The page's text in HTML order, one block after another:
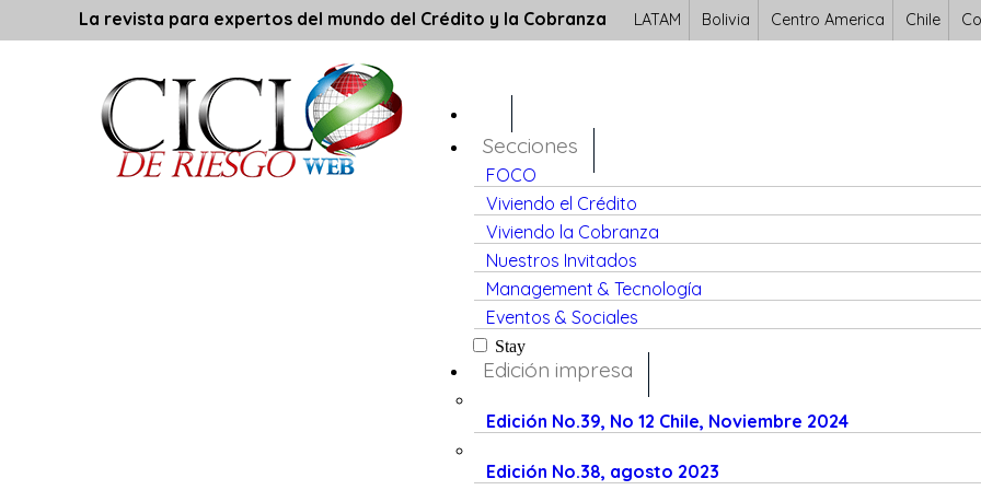
La revista para expertos del mundo del Crédito y la Cobranza LATAM Bolivia Centro America Chile
Secciones
FOCO
Viviendo el Crédito
Viviendo la Cobranza
Nuestros Invitados
Management & Tecnología
Eventos & Sociales
Stay
Edición impresa
Edición No.39, No 12 Chile, Noviembre 2024
Edición No.38, agosto 2023